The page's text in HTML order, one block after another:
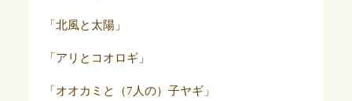
「北風と太陽」
「アリとコオロギ」
「オオカミと（7人の）子ヤギ」